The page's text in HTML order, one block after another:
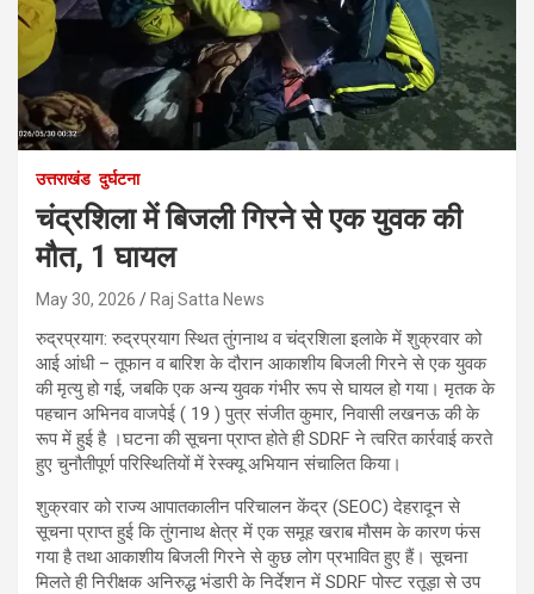
उत्तराखंड दुर्घटना
चंद्रशिला में बिजली गिरने से एक युवक की
मौत, 1 घायल
May 30, 2026 Raj Satta News
रुद्रप्रयाग: रुद्रप्रयाग स्थित तुंगनाथ व चंद्रशिला इलाके में शुक्रवार को
आई आंधी – तूफान व बारिश के दौरान आकाशीय बिजली गिरने से एक युवक
की मृत्यु हो गई, जबकि एक अन्य युवक गंभीर रूप से घायल हो गया। मृतक के
पहचान अभिनव वाजपेई ( 19 ) पुत्र संजीत कुमार, निवासी लखनऊ की के
रूप में हुई है ।घटना की सूचना प्राप्त होते ही SDRF ने त्वरित कार्रवाई करते
हुए चुनौतीपूर्ण परिस्थितियों में रेस्क्यू अभियान संचालित किया।
शुक्रवार को राज्य आपातकालीन परिचालन केंद्र (SEOC) देहरादून से
सूचना प्राप्त हुई कि तुंगनाथ क्षेत्र में एक समूह खराब मौसम के कारण फंस
गया है तथा आकाशीय बिजली गिरने से कुछ लोग प्रभावित हुए हैं। सूचना
मिलते ही निरीक्षक अनिरुद्ध भंडारी के निर्देशन में SDRF पोस्ट रतूड़ा से उप